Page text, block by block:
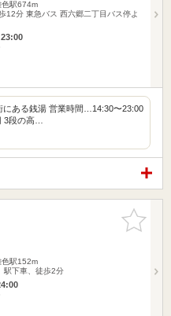
色駅674m
12分 東急バス 西六郷二丁目バス停よ
にある銭湯 営業時間…14:30〜23:00
段の高…
お気に入
りに追加
色駅152m
駅下車、徒歩2分